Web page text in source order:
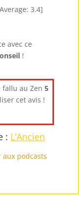
Average: 3.4]
avec ce
!
au Zen 5
cet avis !
: L’Ancien
aux podcasts